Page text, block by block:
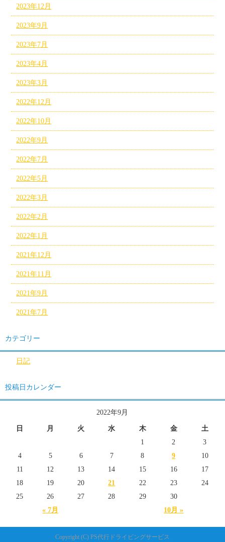
2023年12月
2023年9月
2023年7月
2023年4月
2023年3月
2022年12月
2022年10月
2022年9月
2022年7月
2022年5月
2022年3月
2022年2月
2022年1月
2021年12月
2021年11月
2021年9月
2021年7月
カテゴリー
日記
投稿日カレンダー
2022年9月
日 月 火 水 木 金 土
« 7月 10月 »
1 2
3
4
5 6 7 8 9
10
11
12 13 14 15 16
17
18
19 20 21 22 23
24
25
26 27 28 29 30
Copyright (C) PS代行ドライビングサービス